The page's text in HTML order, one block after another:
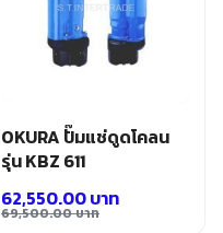
OKURA ปั๊มแช่ดูดโคลน
รุ่น KBZ 611
69,500.00บาท
62,550.00บาท